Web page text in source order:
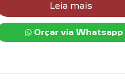
Leia mais
Orçar via Whatsapp